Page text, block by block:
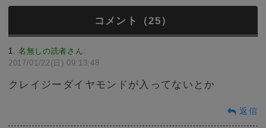
コメント（25）
1 名無しの読者さん:
2017/01/22(日) 09:13:48
クレイジーダイヤモンドが入ってないとか
返信